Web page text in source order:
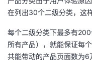
在列出30个二级分类，这
每个二级分类下最多有
所有产品），就能保证每
共能带动的产品页面数为6